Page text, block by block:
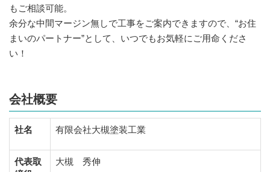
もご相談可能。
余分な中間マージン無しで工事をご案内できますので、“お住
まいのパートナー”として、いつでもお気軽にご用命くださ
い！
会社概要
社名 有限会社大槻塗装工業
代表取
大槻 秀伸